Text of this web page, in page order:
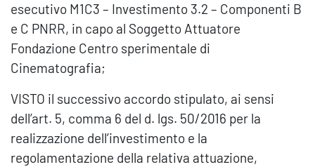
esecutivo M1C3 – Investimento 3.2 – Componenti B
e C PNRR, in capo al Soggetto Attuatore
Fondazione Centro sperimentale di
Cinematografia;
VISTO il successivo accordo stipulato, ai sensi
dell’art. 5, comma 6 del d. lgs. 50/2016 per la
realizzazione dell’investimento e la
regolamentazione della relativa attuazione,